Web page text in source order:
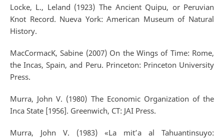
Locke, L., Leland (1923) The Ancient Quipu, or Peruvian
Knot Record. Nueva York: American Museum of Natural
History.
MacCormacK, Sabine (2007) On the Wings of Time: Rome,
the Incas, Spain, and Peru. Princeton: Princeton University
Press.
Murra, John V. (1980) The Economic Organization of the
Inca State [1956]. Greenwich, CT: JAI Press.
Murra, John V. (1983) «La mit’a al Tahuantinsuyo: